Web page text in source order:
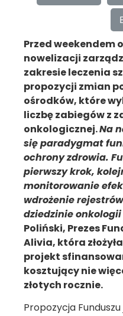
Przed weekendem
nowelizacji
zakresie leczenia
propozycji zmian
ośrodków, które
liczbę zabiegów z
onkologicznej.Na
się paradygmat
ochrony zdrowia.
pierwszy krok,
monitorowanie
wdrożenie
dziedzinie onkologii
Poliński, Prezes
Alivia, która
projekt
kosztujący nie
złotych rocznie.
Propozycja